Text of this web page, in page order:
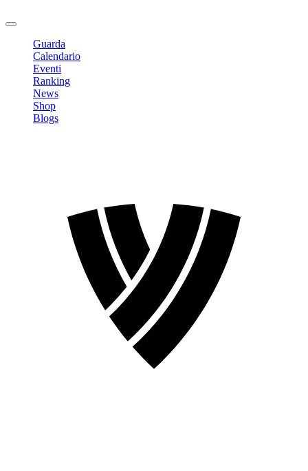
Guarda
Calendario
Eventi
Ranking
News
Shop
Blogs